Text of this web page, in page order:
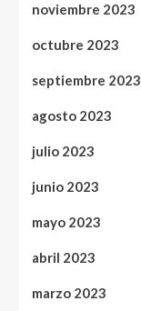
noviembre 2023
octubre 2023
septiembre 2023
agosto 2023
julio 2023
junio 2023
mayo 2023
abril 2023
marzo 2023